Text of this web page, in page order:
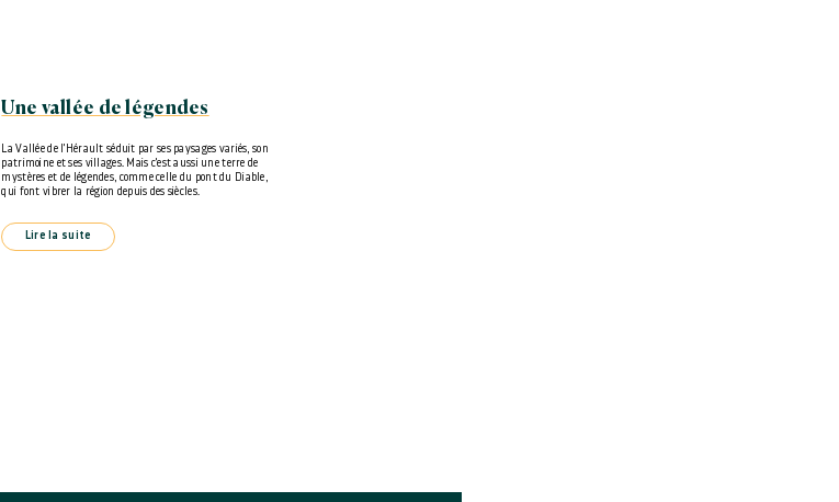
Une vallée de légendes
La Vallée de l'Hérault séduit par ses paysages variés, son
patrimoine et ses villages. Mais c'est aussi une terre de
mystères et de légendes, comme celle du pont du Diable,
qui font vibrer la région depuis des siècles.
Lire la suite